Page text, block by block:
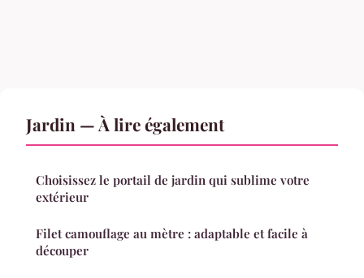
Jardin — À lire également
Choisissez le portail de jardin qui sublime votre
extérieur
Filet camouflage au mètre : adaptable et facile à
découper